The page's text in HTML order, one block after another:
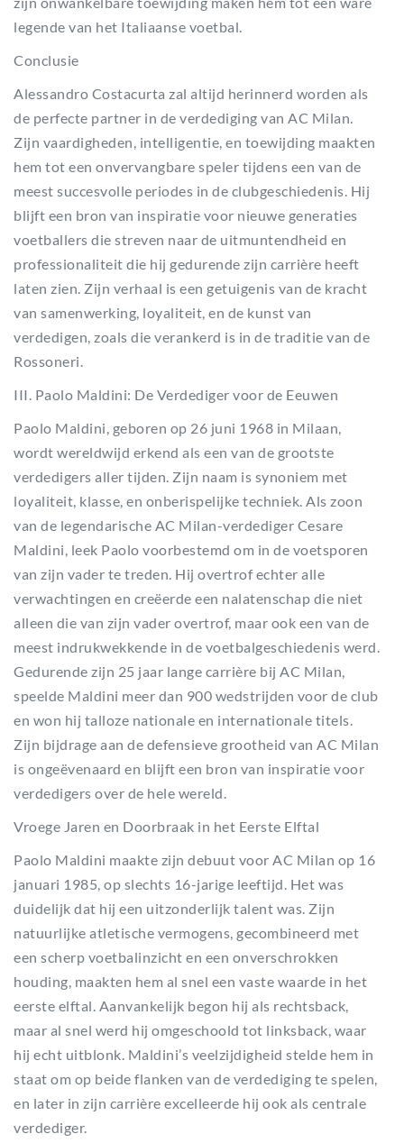
legende van het Italiaanse voetbal.
Conclusie
Alessandro Costacurta zal altijd herinnerd worden als
de perfecte partner in de verdediging van AC Milan.
Zijn vaardigheden, intelligentie, en toewijding maakten
hem tot een onvervangbare speler tijdens een van de
meest succesvolle periodes in de clubgeschiedenis. Hij
blijft een bron van inspiratie voor nieuwe generaties
voetballers die streven naar de uitmuntendheid en
professionaliteit die hij gedurende zijn carrière heeft
laten zien. Zijn verhaal is een getuigenis van de kracht
van samenwerking, loyaliteit, en de kunst van
verdedigen, zoals die verankerd is in de traditie van de
Rossoneri.
III. Paolo Maldini: De Verdediger voor de Eeuwen
Paolo Maldini, geboren op 26 juni 1968 in Milaan,
wordt wereldwijd erkend als een van de grootste
verdedigers aller tijden. Zijn naam is synoniem met
loyaliteit, klasse, en onberispelijke techniek. Als zoon
van de legendarische AC Milan-verdediger Cesare
Maldini, leek Paolo voorbestemd om in de voetsporen
van zijn vader te treden. Hij overtrof echter alle
verwachtingen en creëerde een nalatenschap die niet
alleen die van zijn vader overtrof, maar ook een van de
meest indrukwekkende in de voetbalgeschiedenis werd.
Gedurende zijn 25 jaar lange carrière bij AC Milan,
speelde Maldini meer dan 900 wedstrijden voor de club
en won hij talloze nationale en internationale titels.
Zijn bijdrage aan de defensieve grootheid van AC Milan
is ongeëvenaard en blijft een bron van inspiratie voor
verdedigers over de hele wereld.
Vroege Jaren en Doorbraak in het Eerste Elftal
Paolo Maldini maakte zijn debuut voor AC Milan op 16
januari 1985, op slechts 16-jarige leeftijd. Het was
duidelijk dat hij een uitzonderlijk talent was. Zijn
natuurlijke atletische vermogens, gecombineerd met
een scherp voetbalinzicht en een onverschrokken
houding, maakten hem al snel een vaste waarde in het
eerste elftal. Aanvankelijk begon hij als rechtsback,
maar al snel werd hij omgeschoold tot linksback, waar
hij echt uitblonk. Maldini’s veelzijdigheid stelde hem in
staat om op beide flanken van de verdediging te spelen,
en later in zijn carrière excelleerde hij ook als centrale
verdediger.